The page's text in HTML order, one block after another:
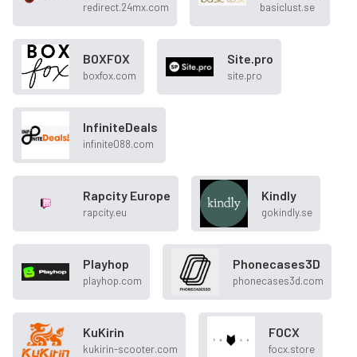
redirect.24mx.com basiclust.se
BOXFOX
boxfox.com
Site.pro
site.pro
InfiniteDeals
infinite088.com
Rapcity Europe
rapcity.eu
Kindly
gokindly.se
Playhop
playhop.com
Phonecases3D
phonecases3d.com
KuKirin
kukirin-scooter.com
FOCX
focx.store